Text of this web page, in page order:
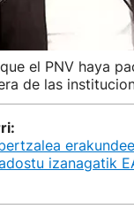
el PNV haya
de las
izanagatik